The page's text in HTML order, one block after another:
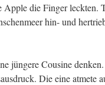
Apple die Finger leckten.
hin- und
jüngere Cousine
Die eine atmete